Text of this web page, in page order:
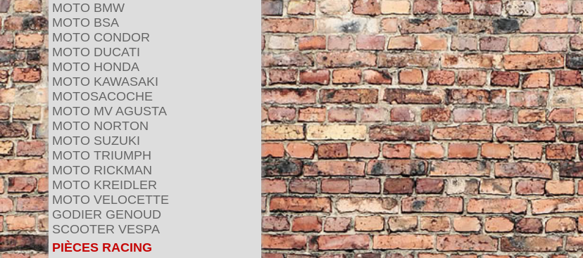
MOTO BMW
MOTO BSA
MOTO CONDOR
MOTO DUCATI
MOTO HONDA
MOTO KAWASAKI
MOTOSACOCHE
MOTO MV AGUSTA
MOTO NORTON
MOTO SUZUKI
MOTO TRIUMPH
MOTO RICKMAN
MOTO KREIDLER
MOTO VELOCETTE
GODIER GENOUD
SCOOTER VESPA
PIÈCES RACING